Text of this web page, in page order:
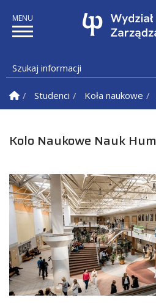
Szukaj informacji
Strona Główna
Studenci Koła naukowe
Kolo Naukowe Nauk